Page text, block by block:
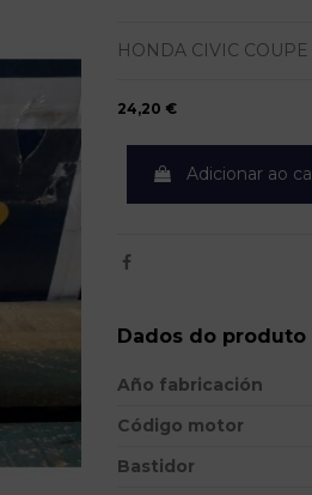
HONDA CIVIC COUPE
24,20 €
Adicionar ao
Dados do produto
Año fabricación
Código motor
Bastidor